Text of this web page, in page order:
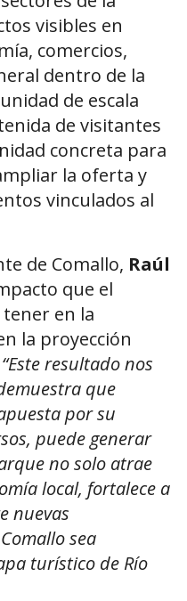
visibles en
comercios,
dentro de la
de escala
de visitantes
concreta para
la oferta y
vinculados al
de Comallo, Raúl
que el
en la
la proyección
“Este resultado nos
que
por su
puede generar
no solo atrae
local, fortalece a
nuevas
sea
turístico de Río